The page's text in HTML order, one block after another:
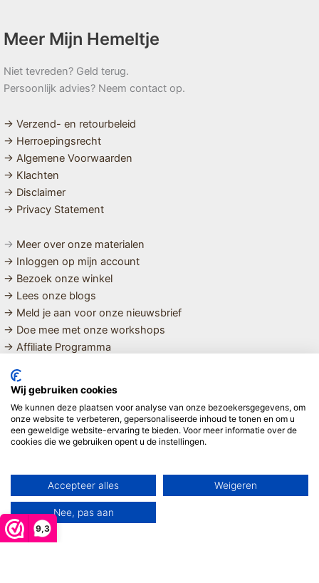
9,3
Meer Mijn Hemeltje
Niet tevreden? Geld terug.
Persoonlijk advies? Neem contact op.
→ Verzend- en retourbeleid
→ Herroepingsrecht
→ Algemene Voorwaarden
→ Klachten
→ Disclaimer
→ Privacy Statement
→ Meer over onze materialen
→ Inloggen op mijn account
→ Bezoek onze winkel
→ Lees onze blogs
→ Meld je aan voor onze nieuwsbrief
→ Doe mee met onze workshops
→ Affiliate Programma
MET LIEFDE SAMENGESTELDE
BIOLOGISCHE EN DUURZAME PRODUCTEN VOOR HET HELE
GEZIN
Wij gebruiken cookies
We kunnen deze plaatsen voor analyse van onze bezoekersgegevens, om
onze website te verbeteren, gepersonaliseerde inhoud te tonen en om u
een geweldige website-ervaring te bieden. Voor meer informatie over de
cookies die we gebruiken opent u de instellingen.
Accepteer alles Weigeren
Nee, pas aan